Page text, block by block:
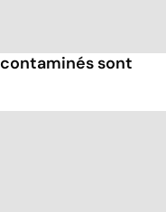
sont